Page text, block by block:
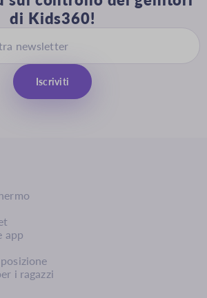
di Kids360!
Iscriviti
app
i ragazzi